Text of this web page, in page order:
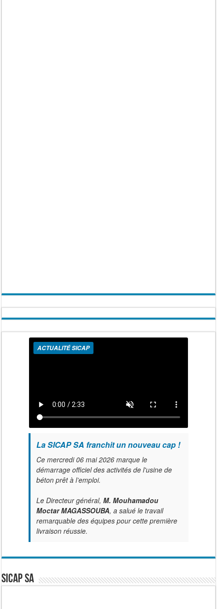
ACTUALITÉ SICAP
La SICAP SA franchit un nouveau cap !
Ce mercredi 06 mai 2026 marque le
démarrage officiel des activités de l'usine de
béton prêt à l’emploi.
Le Directeur général, M. Mouhamadou
Moctar MAGASSOUBA, a salué le travail
remarquable des équipes pour cette première
livraison réussie.
SICAP SA